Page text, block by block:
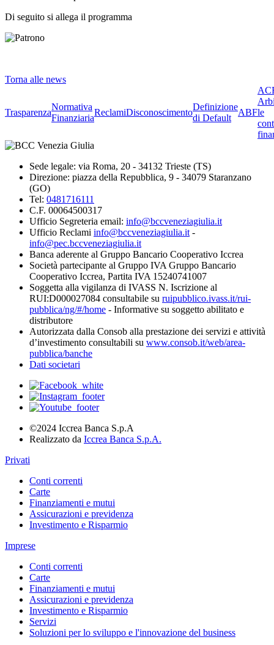
Di seguito si allega il programma
Torna alle news
Trasparenza
Normativa
Finanziaria
ReclamiDisconoscimento
Definizione
di Default
ABFle
Sede legale: via Roma, 20 - 34132 Trieste (TS)
Direzione: piazza della Repubblica, 9 - 34079 Staranzano
(GO)
Tel: 0481716111
C.F. 00064500317
Ufficio Segreteria email: info@bccveneziagiulia.it
Ufficio Reclami info@bccveneziagiulia.it -
info@pec.bccveneziagiulia.it
Banca aderente al Gruppo Bancario Cooperativo Iccrea
Società partecipante al Gruppo IVA Gruppo Bancario
Cooperativo Iccrea, Partita IVA 15240741007
Soggetta alla vigilanza di IVASS N. Iscrizione al
RUI:D000027084 consultabile su ruipubblico.ivass.it/rui-
pubblica/ng/#/home - Informative su soggetto abilitato e
distributore
Autorizzata dalla Consob alla prestazione dei servizi e attività
d’investimento consultabili su www.consob.it/web/area-
pubblica/banche
Dati societari
©2024 Iccrea Banca S.p.A
Realizzato da Iccrea Banca S.p.A.
Privati
Conti correnti
Carte
Finanziamenti e mutui
Assicurazioni e previdenza
Investimento e Risparmio
Imprese
Conti correnti
Carte
Finanziamenti e mutui
Assicurazioni e previdenza
Investimento e Risparmio
Servizi
Soluzioni per lo sviluppo e l'innovazione del business